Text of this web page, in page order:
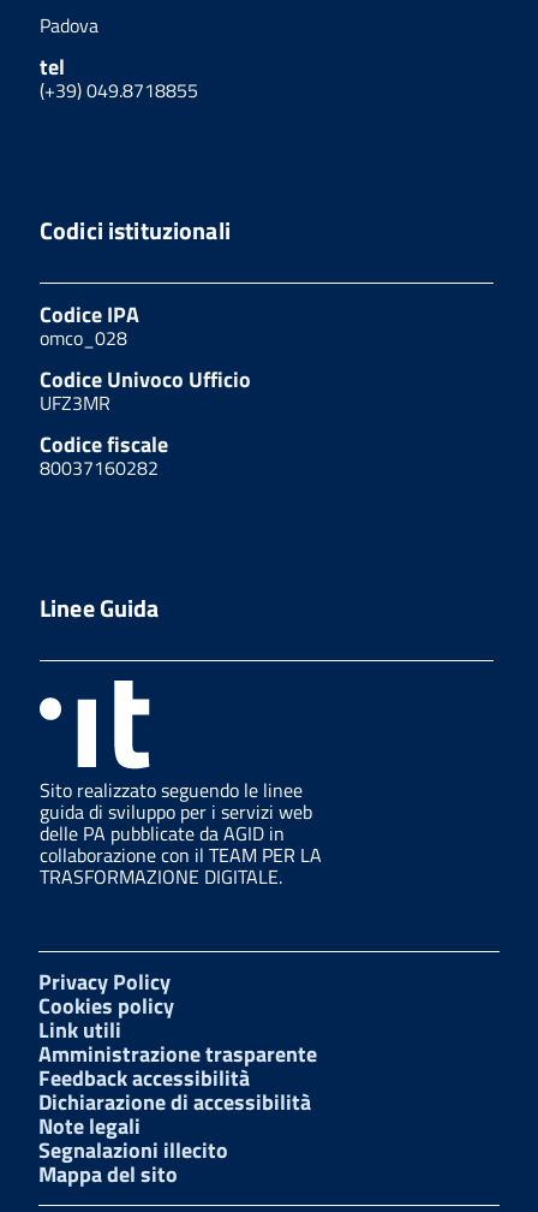
Padova
tel
(+39) 049.8718855
Codici istituzionali
Codice IPA
omco_028
Codice Univoco Ufficio
UFZ3MR
Codice fiscale
80037160282
Linee Guida
Sito realizzato seguendo le linee
guida di sviluppo per i servizi web
delle PA pubblicate da AGID in
collaborazione con il TEAM PER LA
TRASFORMAZIONE DIGITALE.
Privacy Policy
Cookies policy
Link utili
Amministrazione trasparente
Feedback accessibilità
Dichiarazione di accessibilità
Note legali
Segnalazioni illecito
Mappa del sito